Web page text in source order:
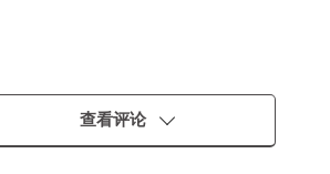
查看评论